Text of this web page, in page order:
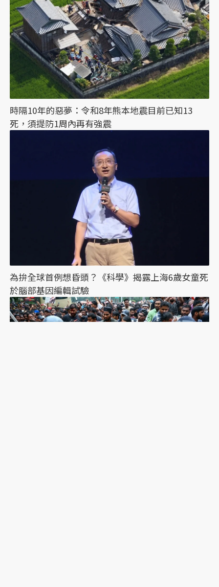
時隔10年的惡夢：令和8年熊本地震目前已知13
死，須提防1周內再有強震
為拚全球首例想昏頭？《科學》揭露上海6歲女童死
於腦部基因編輯試驗